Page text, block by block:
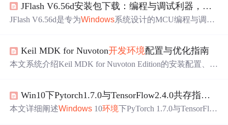
JFlash V6.56d安装包下载：编程与调试利器，支持多
JFlash V6.56d是专为Windows系统设计的MCU编程与调试
产品测试验证等场景，能为开发者提供高效编程与调试体
验。
Keil MDK for Nuvoton开发环境配置与优化指南
本文系统介绍Keil MDK for Nuvoton Edition的安装配置、许
nse基于UID的激活原理，CMSIS-Pack设备支持包（DFP）
导入，AC6编译器适配，Nu-Link调试器高级配置，以及多
Win10下Pytorch1.7.0与TensorFlow2.4.0共存指南：CUDA11.0
本文详细阐述Windows 10环境下PyTorch 1.7.0与TensorFlo